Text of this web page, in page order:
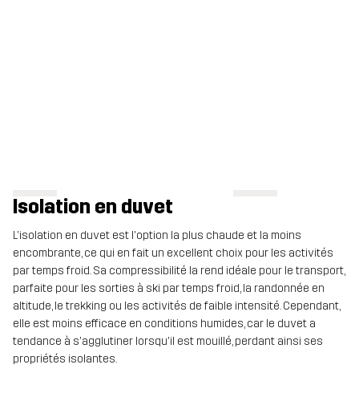
Isolation en duvet
L'isolation en duvet est l'option la plus chaude et la moins
encombrante, ce qui en fait un excellent choix pour les activités
par temps froid. Sa compressibilité la rend idéale pour le transport,
parfaite pour les sorties à ski par temps froid, la randonnée en
altitude, le trekking ou les activités de faible intensité. Cependant,
elle est moins efficace en conditions humides, car le duvet a
tendance à s'agglutiner lorsqu'il est mouillé, perdant ainsi ses
propriétés isolantes.